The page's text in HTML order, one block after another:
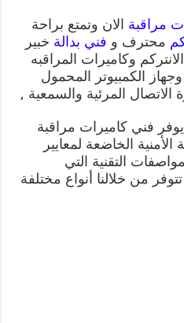
مراقبة الان وتمتع براحة
محترف و فني بدالة خبير
وكاميرات المراقبه
الكمبيوتر المحمول
الاتصال المرئية والسمعية ,
فني كاميرات مراقبة
الخاضعة لمعايير
التقنية التي
من خلالنا أنواع مختلفة